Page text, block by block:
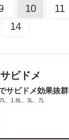
10 11
14
ビドメ
サビドメ効果抜群
、1.8L、3L、7L